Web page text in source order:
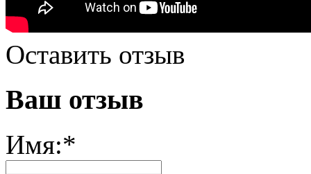
Оставить отзыв
Ваш отзыв
Имя:*